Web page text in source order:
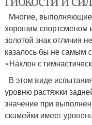
Многие,
хорошим спортсменом
золотой знак отличия
казалось бы не самым
«Наклон с
В этом виде
уровню растяжки
значение при
скамейки имеет